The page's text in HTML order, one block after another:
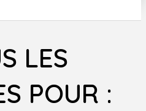
LES
POUR :